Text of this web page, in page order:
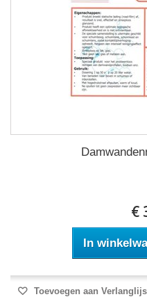
€
In
Toevoegen aan